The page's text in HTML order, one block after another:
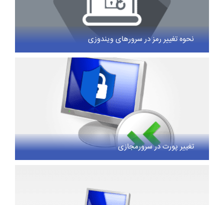
نحوه تغییر رمز در سرورهای ویندوزی
تغییر پورت در سرورمجازی